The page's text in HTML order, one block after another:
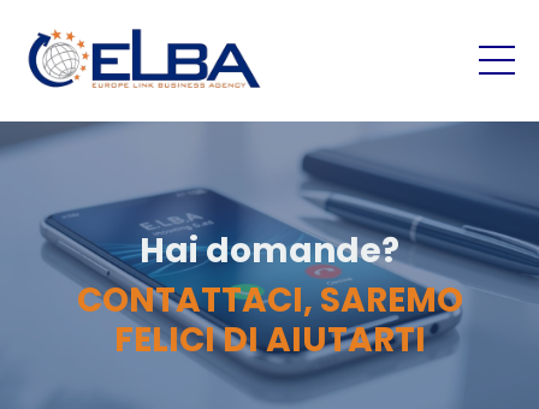
Hai domande?
CONTATTACI, SAREMO
FELICI DI AIUTARTI